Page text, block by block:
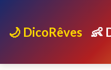
🌙 DicoRêves 👶